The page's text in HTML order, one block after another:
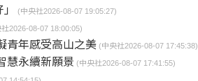
(中央社2026-08-07 19:05:27)
社2026-08-07 18:00:05)
青年感受高山之美 (中央社2026-08-07 17:45:38)
慧永續新願景 (中央社2026-08-07 17:41:55)